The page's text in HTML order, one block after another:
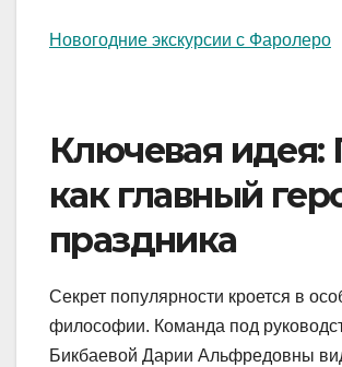
Новогодние экскурсии с Фаролеро
Ключевая идея:
как главный
праздника
Секрет популярности кроется в
философии. Команда под
Бикбаевой Дарии Альфредовны